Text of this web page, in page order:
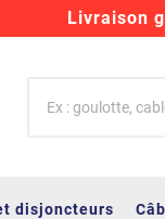
Livraison
disjoncteurs